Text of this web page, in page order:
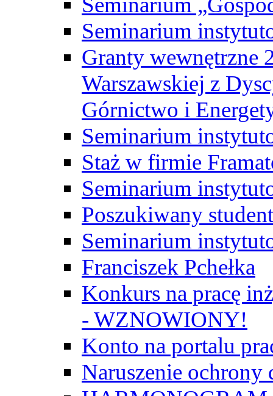
Seminarium
Granty wewnętrzne
Warszawskiej z
Górnictwo i
Seminarium
Staż w firmie
Seminarium
Poszukiwany
Seminarium
Franciszek Pchełka
Konkurs na pracę
- WZNOWIONY!
Konto na portalu
Naruszenie ochrony